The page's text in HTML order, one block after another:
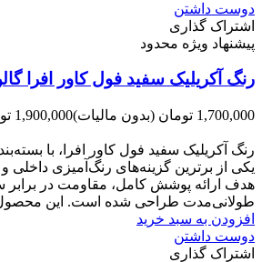
دوست داشتن
اشتراک گذاری
پیشنهاد ویژه محدود
رنگ آکریلیک سفید فول کاور افرا گالن 4/5
1,700,000 تومان (بدون مالیات)1,900,000 تومان
یکی از برترین گزینه‌های رنگ‌آمیزی
هدف ارائه پوشش کامل، مقاومت در برابر
طولانی‌مدت طراحی شده است. این محصول
افزودن به سبد خرید
دوست داشتن
اشتراک گذاری